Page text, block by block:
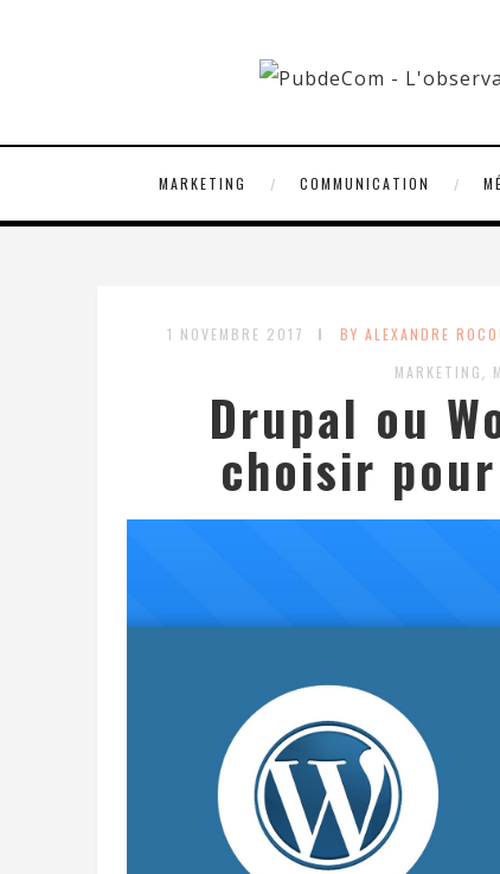
MARKETING COMMUNICATION
1 NOVEMBRE 2017 BY ALEXANDRE
MARKETING,
Drupal ou
choisir